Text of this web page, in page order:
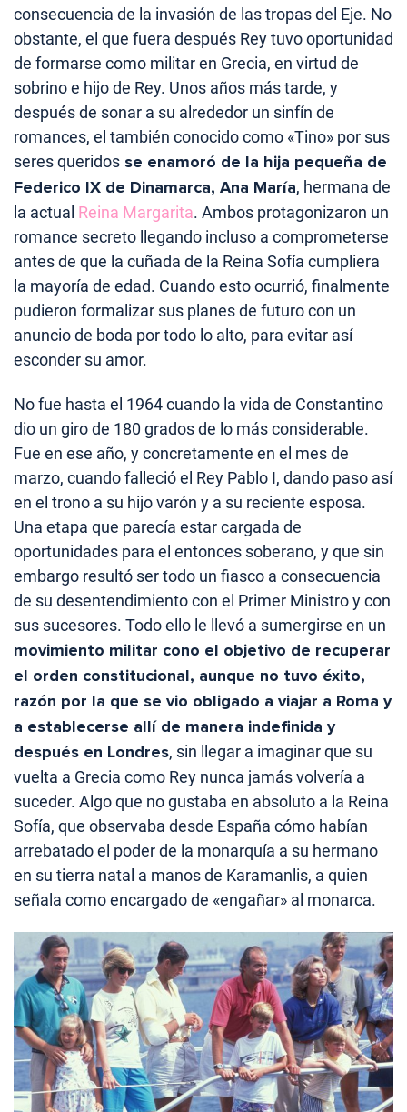
consecuencia de la invasión de las tropas del Eje. No
obstante, el que fuera después Rey tuvo oportunidad
de formarse como militar en Grecia, en virtud de
sobrino e hijo de Rey. Unos años más tarde, y
después de sonar a su alrededor un sinfín de
romances, el también conocido como «Tino» por sus
seres queridos se enamoró de la hija pequeña de
Federico IX de Dinamarca, Ana María, hermana de
la actual Reina Margarita. Ambos protagonizaron un
romance secreto llegando incluso a comprometerse
antes de que la cuñada de la Reina Sofía cumpliera
la mayoría de edad. Cuando esto ocurrió, finalmente
pudieron formalizar sus planes de futuro con un
anuncio de boda por todo lo alto, para evitar así
esconder su amor.
No fue hasta el 1964 cuando la vida de Constantino
dio un giro de 180 grados de lo más considerable.
Fue en ese año, y concretamente en el mes de
marzo, cuando falleció el Rey Pablo I, dando paso así
en el trono a su hijo varón y a su reciente esposa.
Una etapa que parecía estar cargada de
oportunidades para el entonces soberano, y que sin
embargo resultó ser todo un fiasco a consecuencia
de su desentendimiento con el Primer Ministro y con
sus sucesores. Todo ello le llevó a sumergirse en un
movimiento militar cono el objetivo de recuperar
el orden constitucional, aunque no tuvo éxito,
razón por la que se vio obligado a viajar a Roma y
a establecerse allí de manera indefinida y
después en Londres, sin llegar a imaginar que su
vuelta a Grecia como Rey nunca jamás volvería a
suceder. Algo que no gustaba en absoluto a la Reina
Sofía, que observaba desde España cómo habían
arrebatado el poder de la monarquía a su hermano
en su tierra natal a manos de Karamanlis, a quien
señala como encargado de «engañar» al monarca.